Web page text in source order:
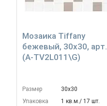
Мозаика Tiffany
бежевый, 30x30, арт.
(A-TV2L011\G)
Размер
30х30
Упаковка
1 кв.м./ 17 шт.